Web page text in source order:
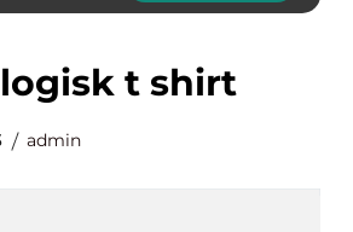
t shirt
admin